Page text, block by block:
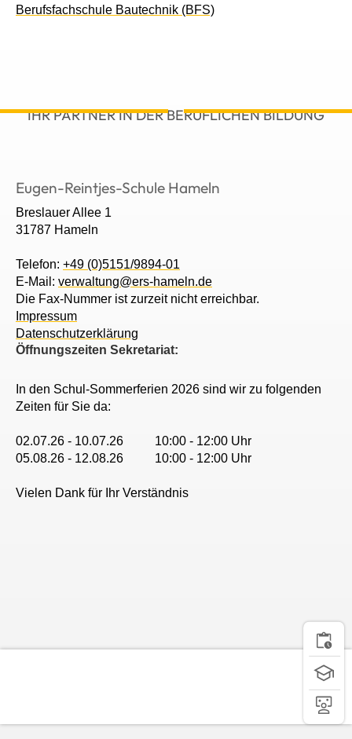
Berufsfachschule Bautechnik (BFS)
IHR PARTNER IN DER BERUFLICHEN BILDUNG
Eugen-Reintjes-Schule Hameln
Breslauer Allee 1
31787 Hameln
Telefon: +49 (0)5151/9894-01
E-Mail: verwaltung@ers-hameln.de
Die Fax-Nummer ist zurzeit nicht erreichbar.
Impressum
Datenschutzerklärung
Öffnungszeiten Sekretariat:
In den Schul-Sommerferien 2026 sind wir zu folgenden
Zeiten für Sie da:
02.07.26 - 10.07.26 10:00 - 12:00 Uhr
05.08.26 - 12.08.26 10:00 - 12:00 Uhr
Vielen Dank für Ihr Verständnis